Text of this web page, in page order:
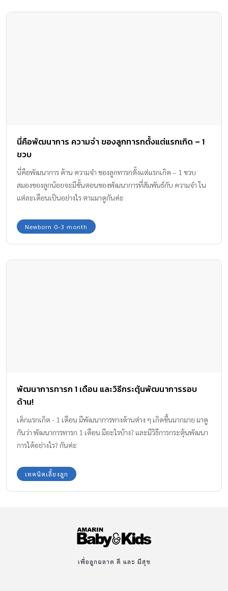
นี่คือพัฒนาการ ความจำ ของลูกทารกตั้งแต่แรกเกิด – 1
ขวบ
นี่คือพัฒนาการ ด้าน ความจำ ของลูกทารกตั้งแต่แรกเกิด – 1 ขวบ
สมองของลูกน้อยจะมีขั้นตอนของพัฒนาการที่สัมพันธ์กับ ความจำ ใน
แต่ละเดือนเป็นอย่างไร ตามมาดูกันค่ะ
Newborn 0-3 month
พัฒนาการทารก 1 เดือน และวิธีกระตุ้นพัฒนาการรอบ
ด้าน!
เด็กแรกเกิด - 1 เดือน มีพัฒนาการทางด้านต่าง ๆ เกิดขึ้นมากมาย มาดู
กันว่า พัฒนาการทารก 1 เดือน มีอะไรบ้าง? และมีวิธีการกระตุ้นพัฒนา
การได้อย่างไร? กันค่ะ
เทคนิคเลี้ยงลูก
เพื่อลูกฉลาด ดี และ มีสุข